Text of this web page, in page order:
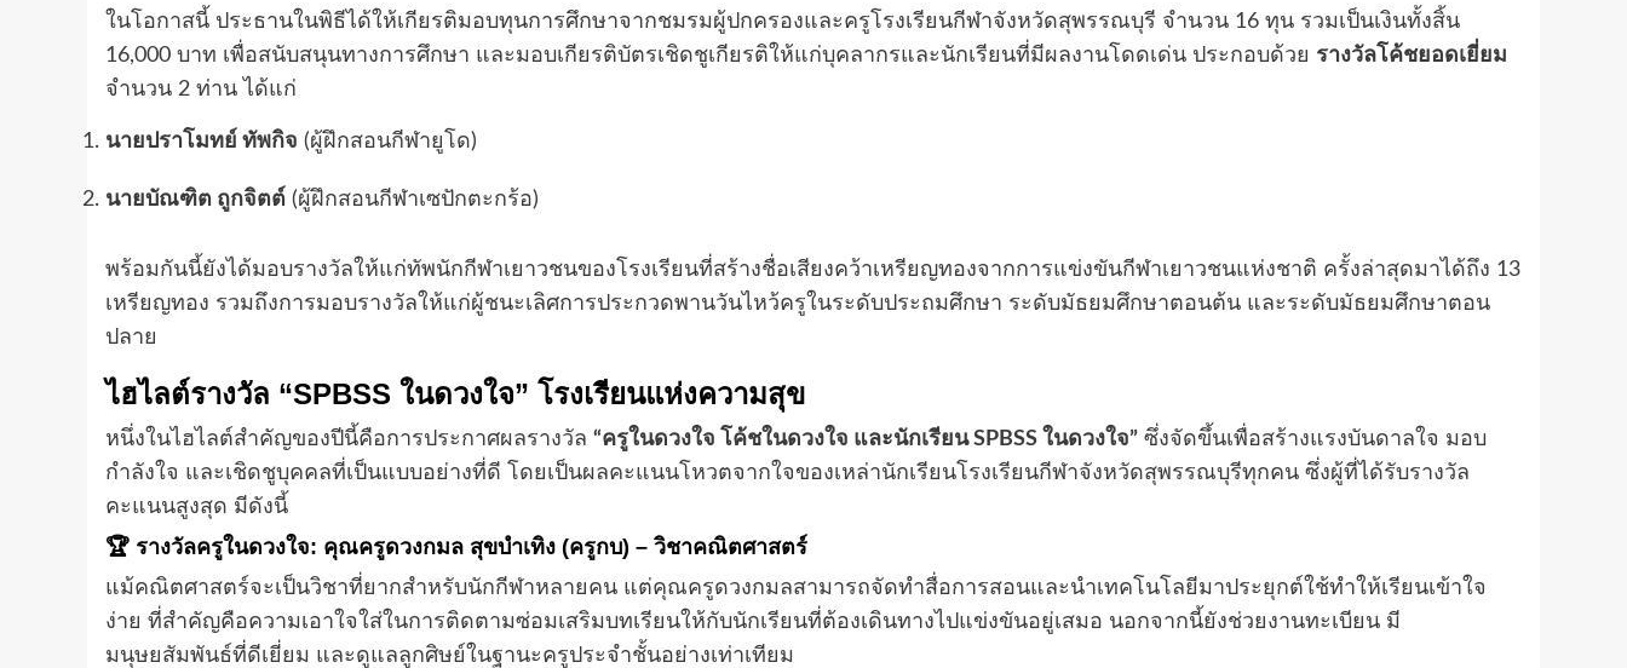
ในโอกาสนี้ ประธานในพิธีได้ให้เกียรติมอบทุนการศึกษาจากชมรมผู้ปกครองและครูโรงเรียนกีฬาจังหวัดสุพรรณบุรี จำนวน 16 ทุน รวมเป็นเงินทั้งสิ้น
16,000 บาท เพื่อสนับสนุนทางการศึกษา และมอบเกียรติบัตรเชิดชูเกียรติให้แก่บุคลากรและนักเรียนที่มีผลงานโดดเด่น ประกอบด้วย รางวัลโค้ชยอดเยี่ยม
จำนวน 2 ท่าน ได้แก่
นายปราโมทย์ ทัพกิจ (ผู้ฝึกสอนกีฬายูโด)
นายบัณฑิต ถูกจิตต์ (ผู้ฝึกสอนกีฬาเซปักตะกร้อ)
พร้อมกันนี้ยังได้มอบรางวัลให้แก่ทัพนักกีฬาเยาวชนของโรงเรียนที่สร้างชื่อเสียงคว้าเหรียญทองจากการแข่งขันกีฬาเยาวชนแห่งชาติ ครั้งล่าสุดมาได้ถึง 13
เหรียญทอง รวมถึงการมอบรางวัลให้แก่ผู้ชนะเลิศการประกวดพานวันไหว้ครูในระดับประถมศึกษา ระดับมัธยมศึกษาตอนต้น และระดับมัธยมศึกษาตอน
ปลาย
ไฮไลต์รางวัล “SPBSS ในดวงใจ” โรงเรียนแห่งความสุข
หนึ่งในไฮไลต์สำคัญของปีนี้คือการประกาศผลรางวัล “ครูในดวงใจ โค้ชในดวงใจ และนักเรียน SPBSS ในดวงใจ” ซึ่งจัดขึ้นเพื่อสร้างแรงบันดาลใจ มอบ
กำลังใจ และเชิดชูบุคคลที่เป็นแบบอย่างที่ดี โดยเป็นผลคะแนนโหวตจากใจของเหล่านักเรียนโรงเรียนกีฬาจังหวัดสุพรรณบุรีทุกคน ซึ่งผู้ที่ได้รับรางวัล
คะแนนสูงสุด มีดังนี้
🏆 รางวัลครูในดวงใจ: คุณครูดวงกมล สุขบำเทิง (ครูกบ) – วิชาคณิตศาสตร์
แม้คณิตศาสตร์จะเป็นวิชาที่ยากสำหรับนักกีฬาหลายคน แต่คุณครูดวงกมลสามารถจัดทำสื่อการสอนและนำเทคโนโลยีมาประยุกต์ใช้ทำให้เรียนเข้าใจ
ง่าย ที่สำคัญคือความเอาใจใส่ในการติดตามซ่อมเสริมบทเรียนให้กับนักเรียนที่ต้องเดินทางไปแข่งขันอยู่เสมอ นอกจากนี้ยังช่วยงานทะเบียน มี
มนุษยสัมพันธ์ที่ดีเยี่ยม และดูแลลูกศิษย์ในฐานะครูประจำชั้นอย่างเท่าเทียม